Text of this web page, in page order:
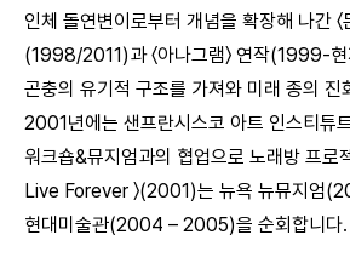
인체 돌연변이로부터 개념을 확장해 나간 〈
(1998/2011)과 〈아나그램〉 연작(1999-
곤충의 유기적 구조를 가져와 미래 종의 진
2001년에는 샌프란시스코 아트 인스티튜
워크숍&뮤지엄과의 협업으로 노래방 프로
Live Forever 〉(2001)는 뉴욕 뉴뮤지엄
현대미술관(2004 – 2005)을 순회합니다.